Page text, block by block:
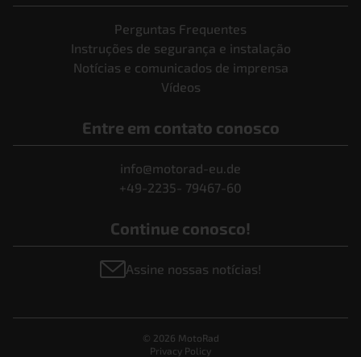
Perguntas Frequentes
Instruções de segurança e instalação
Notícias e comunicados de imprensa
Vídeos
Entre em contato conosco
info@motorad-eu.de
+49-2235- 79467-60
Continue conosco!
Assine nossas notícias!
© 2026 MotoRad
Privacy Policy